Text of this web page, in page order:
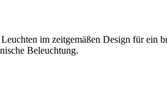
im zeitgemäßen Design für ein
Beleuchtung.